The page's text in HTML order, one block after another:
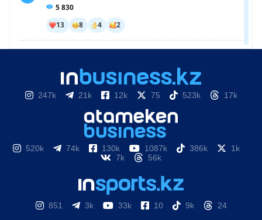
247k 21k 12k 75 523k 17k
520k 74k 130k 1087k 386k
1k
7k
56k
851 3k 33k 10 9k 24